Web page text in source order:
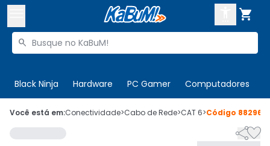

Buscar produtos

Black Ninja Hardware PC Gamer Computadores
 Olá. Acesse sua conta
 Departamentos
Você está em:Conectividade>Cabo de Rede>CAT 6>Código 882966
